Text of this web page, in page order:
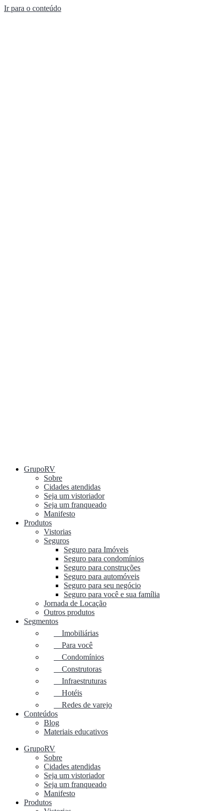
Ir para o conteúdo
GrupoRV
Sobre
Cidades atendidas
Seja um vistoriador
Seja um franqueado
Manifesto
Produtos
Vistorias
Seguros
Seguro para Imóveis
Seguro para condomínios
Seguro para construções
Seguro para automóveis
Seguro para seu negócio
Seguro para você e sua família
Jornada de Locação
Outros produtos
Segmentos
Imobiliárias
Para você
Condomínios
Construtoras
Infraestruturas
Hotéis
Redes de varejo
Conteúdos
Blog
Materiais educativos
GrupoRV
Sobre
Cidades atendidas
Seja um vistoriador
Seja um franqueado
Manifesto
Produtos